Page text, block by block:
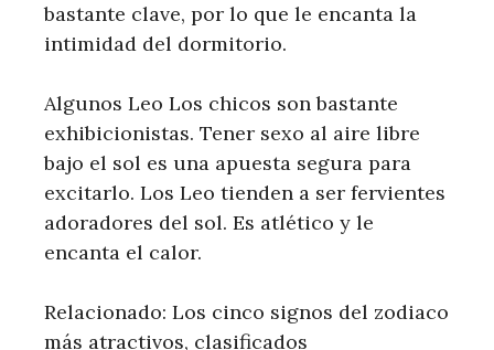
bastante clave, por lo que le encanta la
intimidad del dormitorio.
Algunos Leo Los chicos son bastante
exhibicionistas. Tener sexo al aire libre
bajo el sol es una apuesta segura para
excitarlo. Los Leo tienden a ser fervientes
adoradores del sol. Es atlético y le
encanta el calor.
Relacionado: Los cinco signos del zodiaco
más atractivos, clasificados